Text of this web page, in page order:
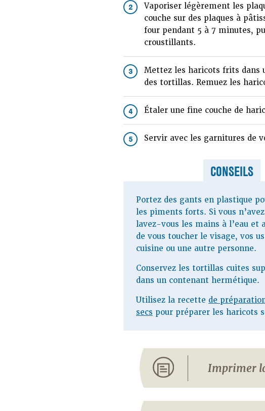
2
Vaporiser légèrement les
couche sur des plaques à
four pendant 5 à 7 minutes,
croustillants.
3
Mettez les haricots frits dans
des tortillas. Remuez les
4 Étaler une fine couche de
5 Servir avec les garnitures de
CONSEILS
Portez des gants en plastique
les piments forts. Si vous
lavez-vous les mains à l’eau et
de vous toucher le visage, vos
cuisine ou une autre personne.
Conservez les tortillas cuites
dans un contenant hermétique.
Utilisez la recette de
secs pour préparer les haricots
Imprimer